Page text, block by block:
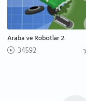
Araba ve Robotlar 2
34592